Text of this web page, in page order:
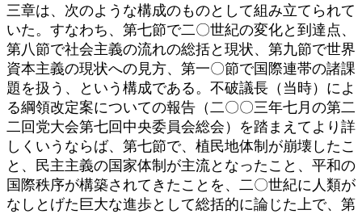
三章は、次のような構成のものとして組み立てられて
いた。すなわち、第七節で二〇世紀の変化と到達点、
第八節で社会主義の流れの総括と現状、第九節で世界
資本主義の現状への見方、第一〇節で国際連帯の諸課
題を扱う、という構成である。不破議長（当時）によ
る綱領改定案についての報告（二〇〇三年七月の第二
二回党大会第七回中央委員会総会）を踏まえてより詳
しくいうならば、第七節で、植民地体制が崩壊したこ
と、民主主義の国家体制が主流となったこと、平和の
国際秩序が構築されてきたことを、二〇世紀に人類が
なしとげた巨大な進歩として総括的に論じた上で、第